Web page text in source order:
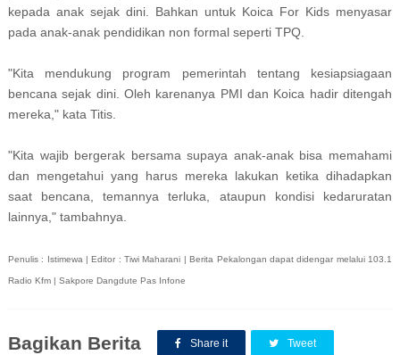
kepada anak sejak dini. Bahkan untuk Koica For Kids menyasar
pada anak-anak pendidikan non formal seperti TPQ.
"Kita mendukung program pemerintah tentang kesiapsiagaan
bencana sejak dini. Oleh karenanya PMI dan Koica hadir ditengah
mereka," kata Titis.
"Kita wajib bergerak bersama supaya anak-anak bisa memahami
dan mengetahui yang harus mereka lakukan ketika dihadapkan
saat bencana, temannya terluka, ataupun kondisi kedaruratan
lainnya," tambahnya.
Penulis : Istimewa | Editor : Tiwi Maharani | Berita Pekalongan dapat didengar melalui 103.1
Radio Kfm | Sakpore Dangdute Pas Infone
Bagikan Berita Share it Tweet